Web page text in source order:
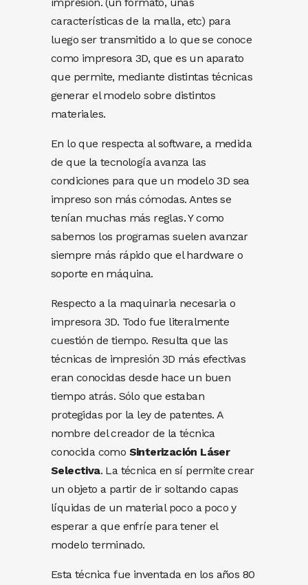
características de la malla, etc) para
luego ser transmitido a lo que se conoce
como impresora 3D, que es un aparato
que permite, mediante distintas técnicas
generar el modelo sobre distintos
materiales.
En lo que respecta al software, a medida
de que la tecnología avanza las
condiciones para que un modelo 3D sea
impreso son más cómodas. Antes se
tenían muchas más reglas. Y como
sabemos los programas suelen avanzar
siempre más rápido que el hardware o
soporte en máquina.
Respecto a la maquinaria necesaria o
impresora 3D. Todo fue literalmente
cuestión de tiempo. Resulta que las
técnicas de impresión 3D más efectivas
eran conocidas desde hace un buen
tiempo atrás. Sólo que estaban
protegidas por la ley de patentes. A
nombre del creador de la técnica
conocida como Sinterización Láser
Selectiva. La técnica en sí permite crear
un objeto a partir de ir soltando capas
líquidas de un material poco a poco y
esperar a que enfríe para tener el
modelo terminado.
Esta técnica fue inventada en los años 80